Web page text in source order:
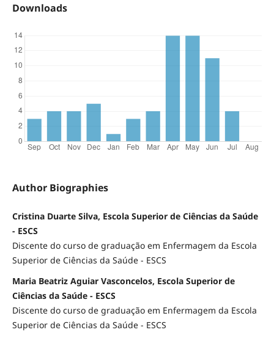
Downloads
Author Biographies
Cristina Duarte Silva, Escola Superior de Ciências da Saúde
- ESCS
Discente do curso de graduação em Enfermagem da Escola
Superior de Ciências da Saúde - ESCS
Maria Beatriz Aguiar Vasconcelos, Escola Superior de
Ciências da Saúde - ESCS
Discente do curso de graduação em Enfermagem da Escola
Superior de Ciências da Saúde - ESCS